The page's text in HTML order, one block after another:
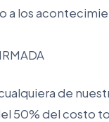
a los
de
50% del costo